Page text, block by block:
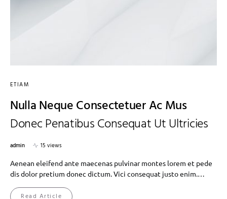
ETIAM
Nulla Neque Consectetuer Ac Mus
Donec Penatibus Consequat Ut Ultricies
admin
15 views
Aenean eleifend ante maecenas pulvinar montes lorem et pede
dis dolor pretium donec dictum. Vici consequat justo enim.…
Read Article